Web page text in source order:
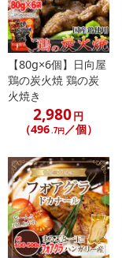
また、その長さと広
す。
麺そのものをビャン
葱をかけ、それに熱
が主流の食べ方です。
食べ応えのある極太
です♪
・賞味期限：出荷日か
・原産国（最終加工地
・原材料/材質/素材：
【80g×6個】日向屋
鶏の炭火焼 鶏の炭
火焼き
2,980円
（496.7円／個）